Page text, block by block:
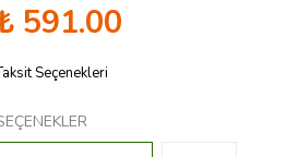
591.00
Seçenekleri